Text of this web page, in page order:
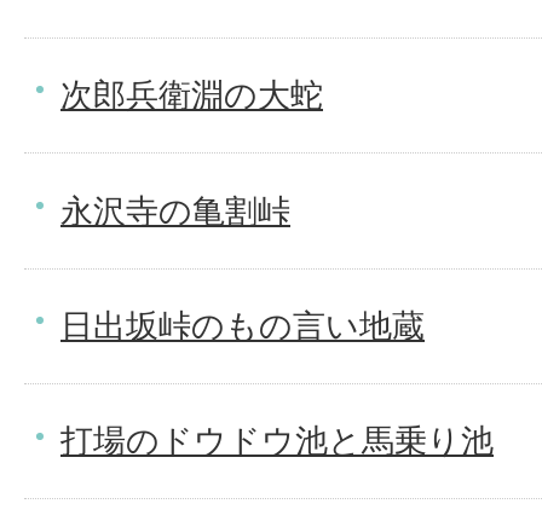
次郎兵衛淵の大蛇
永沢寺の亀割峠
日出坂峠のもの言い地蔵
打場のドウドウ池と馬乗り池